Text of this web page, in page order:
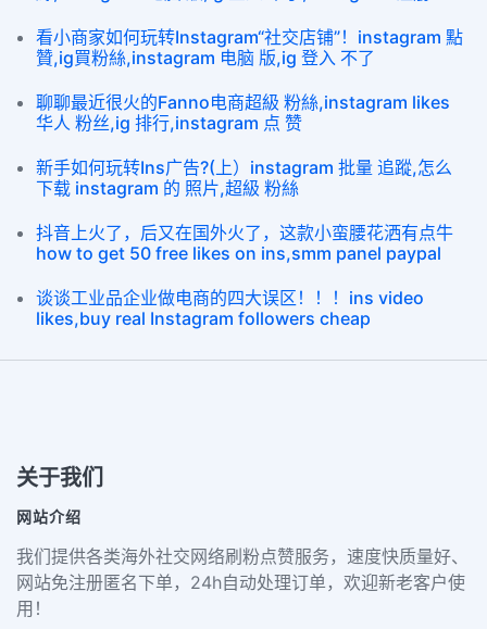
看小商家如何玩转Instagram“社交店铺”！instagram 點
贊,ig買粉絲,instagram 电脑 版,ig 登入 不了
聊聊最近很火的Fanno电商超級 粉絲,instagram likes
华人 粉丝,ig 排行,instagram 点 赞
新手如何玩转Ins广告?(上）instagram 批量 追蹤,怎么
下载 instagram 的 照片,超級 粉絲
抖音上火了，后又在国外火了，这款小蛮腰花洒有点牛
how to get 50 free likes on ins,smm panel paypal
谈谈工业品企业做电商的四大误区！！！ins video
likes,buy real Instagram followers cheap
关于我们
网站介绍
我们提供各类海外社交网络刷粉点赞服务，速度快质量好、
网站免注册匿名下单，24h自动处理订单，欢迎新老客户使
用！